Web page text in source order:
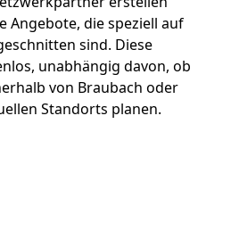
Angebote, die speziell auf
sind. Diese
unabhängig davon, ob
von Braubach oder
Standorts planen.